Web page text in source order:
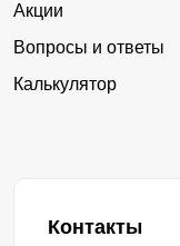
Акции
Вопросы и ответы
Калькулятор
Контакты